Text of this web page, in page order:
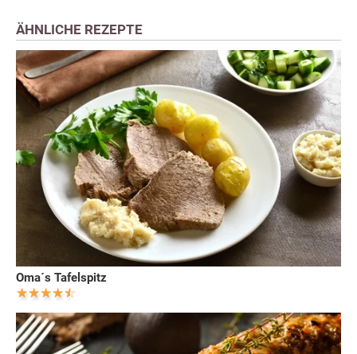
ÄHNLICHE REZEPTE
Oma´s Tafelspitz